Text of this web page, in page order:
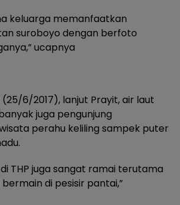
keluarga memanfaatkan
suroboyo dengan berfoto
ucapnya
6/2017), lanjut Prayit, air laut
juga pengunjung
perahu keliling sampek puter
THP juga sangat ramai terutama
di pesisir pantai,”